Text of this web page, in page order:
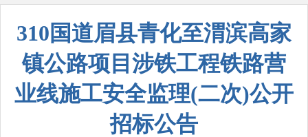
310国道眉县青化至渭滨高家
镇公路项目涉铁工程铁路营
业线施工安全监理(二次)公开
招标公告